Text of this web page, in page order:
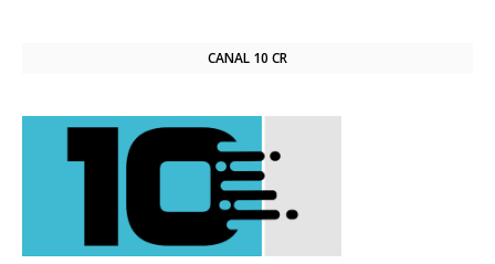
CANAL 10 CR